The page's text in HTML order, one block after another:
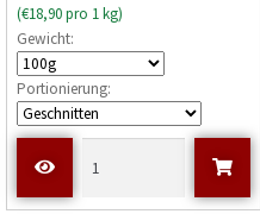
(€18,90 pro 1 kg)
Gewicht:
Portionierung: